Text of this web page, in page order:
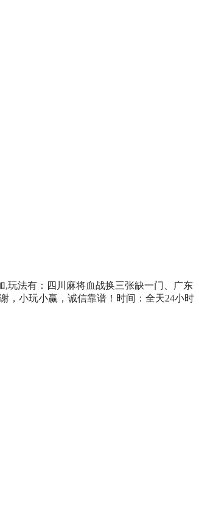
,玩法有：四川麻将血战换三张缺一门、广东
，小玩小赢，诚信靠谱！时间：全天24小时